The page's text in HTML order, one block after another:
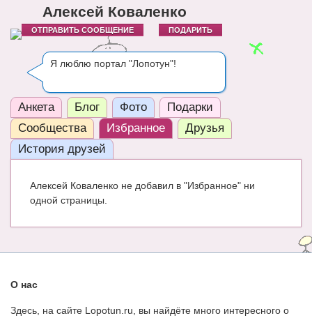
РОДЫ
НОВОРОЖДЕННЫЙ
РАЗВИТИЕ
ВОПРОС-ОТВЕТ
ЧАТ
КНИГИ
Алексей Коваленко
ОТПРАВИТЬ СООБЩЕНИЕ ПОДАРИТЬ
Я люблю портал "Лопотун"!
Анкета Блог Фото
Подарки
Сообщества
Избранное
Друзья
История друзей
Алексей Коваленко не добавил в "Избранное" ни
одной страницы.
О нас
Здесь, на сайте Lopotun.ru, вы найдёте много интересного о